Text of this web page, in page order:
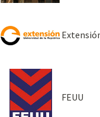
FEUU